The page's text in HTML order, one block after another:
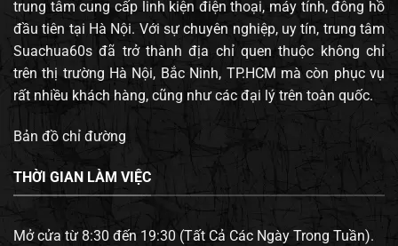
trung tâm cung cấp linh kiện điện thoại, máy tính, đông hồ
đầu tiên tại Hà Nội. Với sự chuyên nghiệp, uy tín, trung tâm
Suachua60s đã trở thành địa chỉ quen thuộc không chỉ
trên thị trường Hà Nội, Bắc Ninh, TP.HCM mà còn phục vụ
rất nhiều khách hàng, cũng như các đại lý trên toàn quốc.
Bản đồ chỉ đường
THỜI GIAN LÀM VIỆC
Mở cửa từ 8:30 đến 19:30 (Tất Cả Các Ngày Trong Tuần).